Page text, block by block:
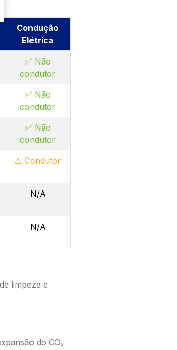
Condução
Elétrica
✅ Não
condutor
✅ Não
condutor
✅ Não
condutor
⚠️ Condutor
N/A
N/A
limpeza e
do CO₂